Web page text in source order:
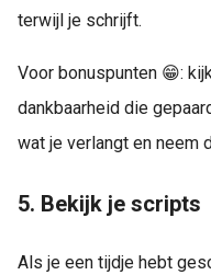
terwijl je schrijft.
Voor bonuspunten 😁:
dankbaarheid die
wat je verlangt en neem
5. Bekijk je scripts
Als je een tijdje hebt